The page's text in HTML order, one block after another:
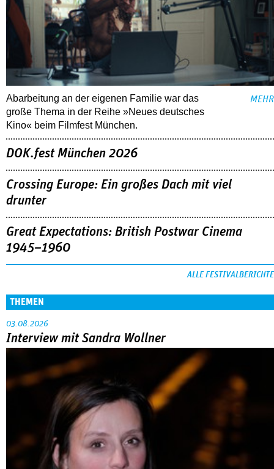
Abarbeitung an der eigenen Familie war das
große Thema in der Reihe »Neues deutsches
Kino« beim Filmfest München.
MEHR
DOK.fest München 2026
Crossing Europe: Ein großes Dach mit viel
drunter
Great Expectations: British Postwar Cinema
1945–1960
ALLE FESTIVALBERICHTE
THEMEN
03.08.2026
Interview mit Sandra Wollner